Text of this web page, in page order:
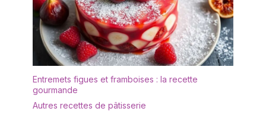
à la législation française,
pour un achat sans
risque.
Entremets figues et framboises : la recette
gourmande
Autres recettes de pâtisserie